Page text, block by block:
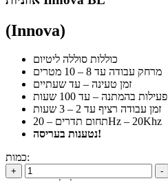
(Innova)
כוללות סוללה ליטיום
מרחק עבודה עד 8 – 10 מטרים
זמן טעינה – עד שעתיים
פעילות בהמתנה – עד 100 שעות
זמן עבודה רציף עד 2 – 3 שעות
תחום תדרים – 20Hz – 20Khz
נטענות בעריסה!
כמות:
+ -